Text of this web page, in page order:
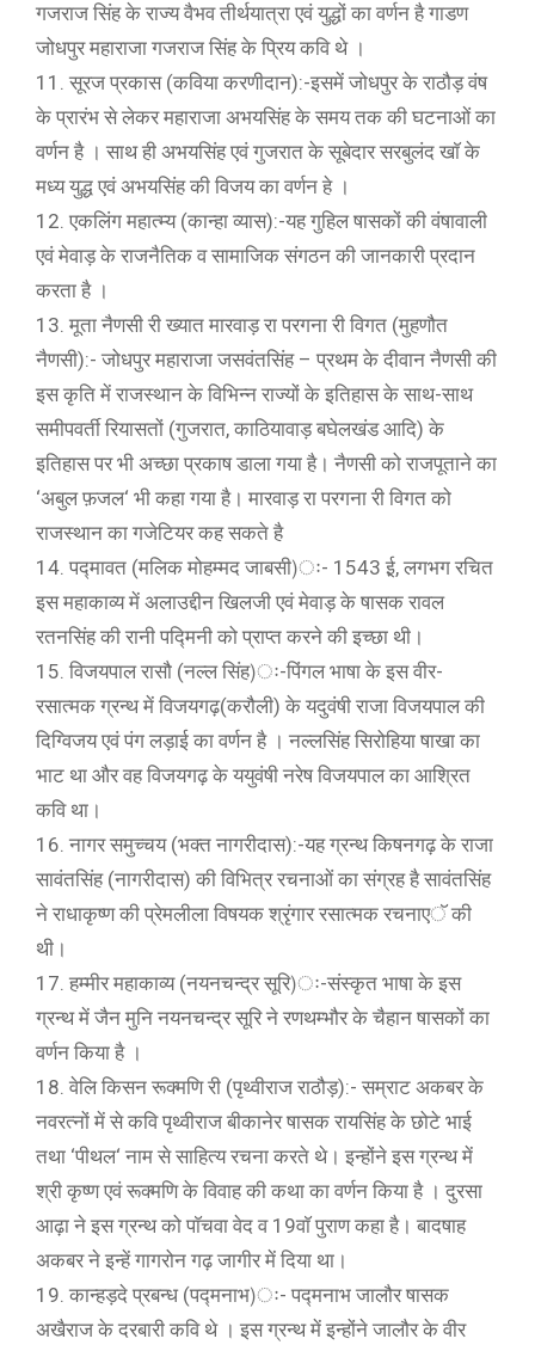
गजराज सिंह के राज्य वैभव तीर्थयात्रा एवं युद्धों का वर्णन है गाडण
जोधपुर महाराजा गजराज सिंह के प्रिय कवि थे ।
11. सूरज प्रकास (कविया करणीदान):-इसमें जोधपुर के राठौड़ वंष
के प्रारंभ से लेकर महाराजा अभयसिंह के समय तक की घटनाओं का
वर्णन है । साथ ही अभयसिंह एवं गुजरात के सूबेदार सरबुलंद खाॅ के
मध्य युद्ध एवं अभयसिंह की विजय का वर्णन हे ।
12. एकलिंग महात्म्य (कान्हा व्यास):-यह गुहिल षासकों की वंषावाली
एवं मेवाड़ के राजनैतिक व सामाजिक संगठन की जानकारी प्रदान
करता है ।
13. मूता नैणसी री ख्यात मारवाड़ रा परगना री विगत (मुहणौत
नैणसी):- जोधपुर महाराजा जसवंतसिंह – प्रथम के दीवान नैणसी की
इस कृति में राजस्थान के विभिन्न राज्यों के इतिहास के साथ-साथ
समीपवर्ती रियासतों (गुजरात, काठियावाड़ बघेलखंड आदि) के
इतिहास पर भी अच्छा प्रकाष डाला गया है। नैणसी को राजपूताने का
‘अबुल फ़जल‘ भी कहा गया है। मारवाड़ रा परगना री विगत को
राजस्थान का गजेटियर कह सकते है
14. पद्मावत (मलिक मोहम्मद जाबसी)ः- 1543 ई़, लगभग रचित
इस महाकाव्य में अलाउद्दीन खिलजी एवं मेवाड़ के षासक रावल
रतनसिंह की रानी पद्मिनी को प्राप्त करने की इच्छा थी।
15. विजयपाल रासौ (नल्ल सिंह)ः-पिंगल भाषा के इस वीर-
रसात्मक ग्रन्थ में विजयगढ़(करौली) के यदुवंषी राजा विजयपाल की
दिग्विजय एवं पंग लड़ाई का वर्णन है । नल्लसिंह सिरोहिया षाखा का
भाट था और वह विजयगढ़ के ययुवंषी नरेष विजयपाल का आश्रित
कवि था।
16. नागर समुच्चय (भक्त नागरीदास):-यह ग्रन्थ किषनगढ़ के राजा
सावंतसिंह (नागरीदास) की विभित्र रचनाओं का संग्रह है सावंतसिंह
ने राधाकृष्ण की प्रेमलीला विषयक श्रृंगार रसात्मक रचनाएॅ की
थी।
17. हम्मीर महाकाव्य (नयनचन्द्र सूरि)ः-संस्कृत भाषा के इस
ग्रन्थ में जैन मुनि नयनचन्द्र सूरि ने रणथम्भौर के चैहान षासकों का
वर्णन किया है ।
18. वेलि किसन रूक्मणि री (पृथ्वीराज राठौड़):- सम्राट अकबर के
नवरत्नों में से कवि पृथ्वीराज बीकानेर षासक रायसिंह के छोटे भाई
तथा ‘पीथल‘ नाम से साहित्य रचना करते थे। इन्होंने इस ग्रन्थ में
श्री कृष्ण एवं रूक्मणि के विवाह की कथा का वर्णन किया है । दुरसा
आढ़ा ने इस ग्रन्थ को पाॅचवा वेद व 19वाॅ पुराण कहा है। बादषाह
अकबर ने इन्हें गागरोन गढ़ जागीर में दिया था।
19. कान्हड़दे प्रबन्ध (पद्मनाभ)ः- पद्मनाभ जालौर षासक
अखैराज के दरबारी कवि थे । इस ग्रन्थ में इन्होंने जालौर के वीर